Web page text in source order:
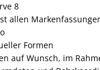
8
allen
Formen
auf Wunsch, im